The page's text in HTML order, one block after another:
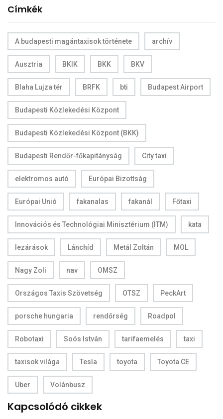
Címkék
A budapesti magántaxisok története archív
Ausztria BKIK BKK BKV
Blaha Lujza tér BRFK bti Budapest Airport
Budapesti Közlekedési Központ
Budapesti Közlekedési Központ (BKK)
Budapesti Rendőr-főkapitányság City taxi
elektromos autó Európai Bizottság
Európai Unió fakanalas fakanál Főtaxi
Innovációs és Technológiai Minisztérium (ITM) kata
lezárások Lánchíd Metál Zoltán MOL
Nagy Zoli nav OMSZ
Országos Taxis Szövetség OTSZ PeckArt
porsche hungaria rendőrség Roadpol
Robotaxi Soós István tarifaemelés taxi
taxisok világa Tesla toyota Toyota CE
Uber Volánbusz
Kapcsolódó cikkek